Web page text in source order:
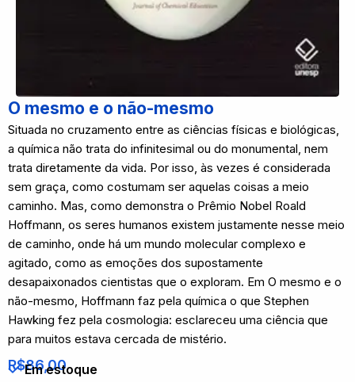
O mesmo e o não-mesmo
Situada no cruzamento entre as ciências físicas e biológicas,
a química não trata do infinitesimal ou do monumental, nem
trata diretamente da vida. Por isso, às vezes é considerada
sem graça, como costumam ser aquelas coisas a meio
caminho. Mas, como demonstra o Prêmio Nobel Roald
Hoffmann, os seres humanos existem justamente nesse meio
de caminho, onde há um mundo molecular complexo e
agitado, como as emoções dos supostamente
desapaixonados cientistas que o exploram. Em O mesmo e o
não-mesmo, Hoffmann faz pela química o que Stephen
Hawking fez pela cosmologia: esclareceu uma ciência que
para muitos estava cercada de mistério.
R$86,00
Em estoque